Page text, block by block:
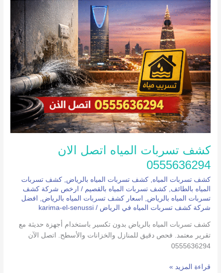
كشف تسربات المياه اتصل الان
0555636294
كشف تسربات المياه ,كشف تسربات المياه بالرياض ,كشف تسربات
المياه بالطائف ,كشف تسربات المياه بالقصيم / ارخص شركة كشف
تسربات المياه بالرياض
اسعار كشف تسربات المياه بالرياض
افضل
شركة كشف تسربات المياه في الرياض /
karima-el-senussi
كشف تسربات المياه بالرياض بدون تكسير باستخدام أجهزة حديثة مع
تقرير معتمد. فحص دقيق للمنازل والخزانات والأسطح. اتصل الآن
0555636294
كشف
تسربات
المياه
اتصل
الان
0555636294
قراءة المزيد »